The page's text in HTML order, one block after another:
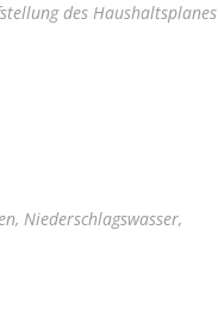
des Haushaltsplanes
Niederschlagswasser,